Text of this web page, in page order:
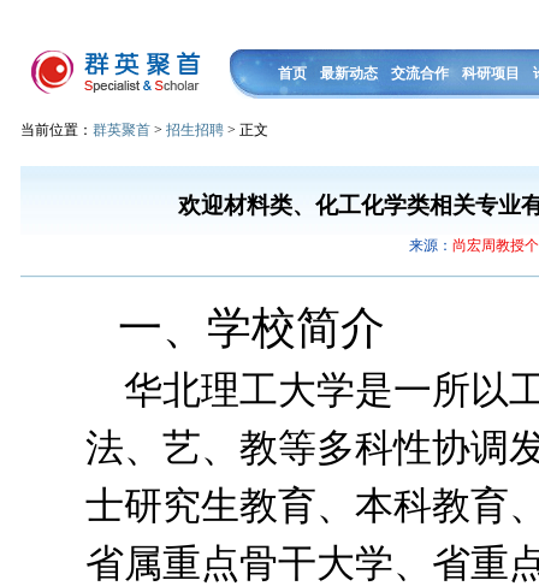
首页 最新动态 交流合作 科研项目
当前位置： 群英聚首 > 招生招聘 > 正文
欢迎材料类、化工化学类相关专业
来源： 尚宏周教授
一、学校简介
华北理工大学是一所以
法、艺、教等多科性协调
士研究生教育、本科教育
省属重点骨干大学、省重